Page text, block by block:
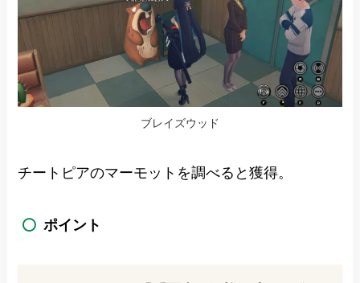
ブレイズウッド
チートピアのマーモットを調べると獲得。
ポイント